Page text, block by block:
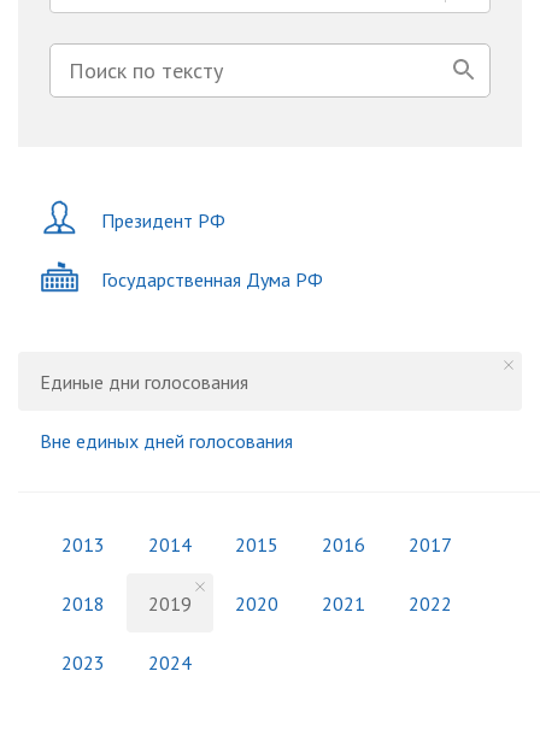
Президент РФ
Государственная Дума РФ
Единые дни голосования
Вне единых дней голосования
2013 2014 2015 2016 2017
2018 2019 2020 2021 2022
2023 2024